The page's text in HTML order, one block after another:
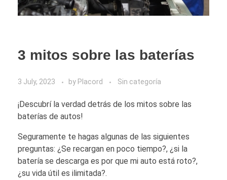
3 mitos sobre las baterías
3 July, 2023 by Placord Sin categoría
¡Descubrí la verdad detrás de los mitos sobre las
baterías de autos!
Seguramente te hagas algunas de las siguientes
preguntas: ¿Se recargan en poco tiempo?, ¿si la
batería se descarga es por que mi auto está roto?,
¿su vida útil es ilimitada?.